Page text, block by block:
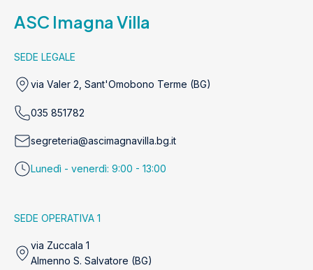
ASC Imagna Villa
SEDE LEGALE
via Valer 2, Sant'Omobono Terme (BG)
035 851782
segreteria@ascimagnavilla.bg.it
Lunedì - venerdì: 9:00 - 13:00
SEDE OPERATIVA 1
via Zuccala 1
Almenno S. Salvatore (BG)